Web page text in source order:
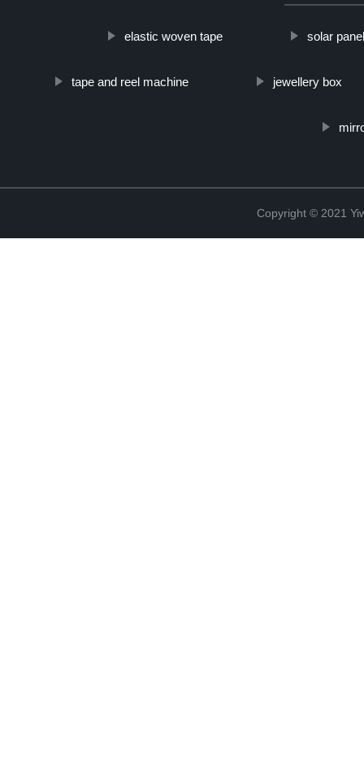
elastic woven tape solar
tape and reel machine jewellery box
Copyright © 2021